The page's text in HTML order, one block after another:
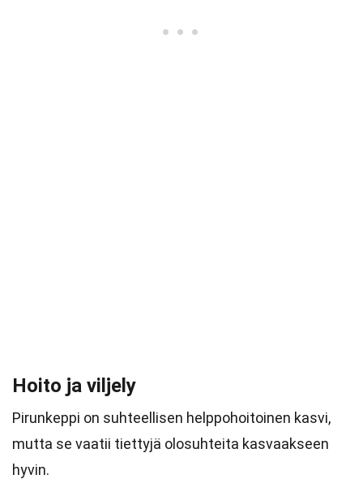
Hoito ja viljely
Pirunkeppi on suhteellisen helppohoitoinen kasvi,
mutta se vaatii tiettyjä olosuhteita kasvaakseen
hyvin.